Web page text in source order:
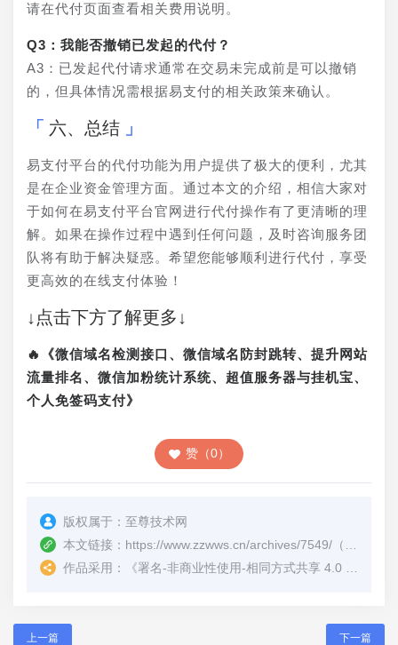
请在代付页面查看相关费用说明。
Q3：我能否撤销已发起的代付？
A3：已发起代付请求通常在交易未完成前是可以撤销
的，但具体情况需根据易支付的相关政策来确认。
六、总结
易支付平台的代付功能为用户提供了极大的便利，尤其
是在企业资金管理方面。通过本文的介绍，相信大家对
于如何在易支付平台官网进行代付操作有了更清晰的理
解。如果在操作过程中遇到任何问题，及时咨询服务团
队将有助于解决疑惑。希望您能够顺利进行代付，享受
更高效的在线支付体验！
↓点击下方了解更多↓
🔥《微信域名检测接口、微信域名防封跳转、提升网站
流量排名、微信加粉统计系统、超值服务器与挂机宝、
个人免签码支付》
赞（0）
版权属于： 至尊技术网
本文链接： https://www.zzwws.cn/archives/7549/ （转载时请注明本文出处及文章链接）
作品采用：
《署名-非商业性使用-相同方式共享 4.0 国际 (CC BY-NC-SA 4.0)
上一篇 下一篇